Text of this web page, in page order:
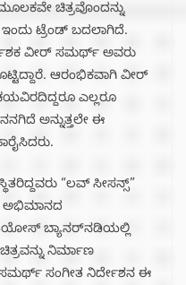
ಚಿತ್ರವೊಂದನ್ನು
ಇಂದು ಟ್ರೆಂಡ್ ಬದಲಾಗಿದೆ.
ವೀರ್ ಸಮರ್ಥ್ ಅವರು
ಆರಂಭಿಕವಾಗಿ ವೀರ್
ಎಲ್ಲರೂ
ಅನ್ನುತ್ತಲೇ ಈ
“ಲವ್ ಸೀಸನ್ಸ್”
ಅಭಿಮಾನದ
ಬ್ಯಾನರ್‌ನಡಿಯಲ್ಲಿ
ನಿರ್ಮಾಣ
ಸಮರ್ಥ್ ಸಂಗೀತ ನಿರ್ದೇಶನ ಈ